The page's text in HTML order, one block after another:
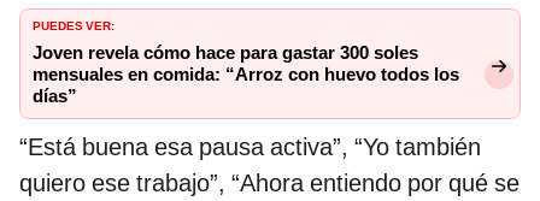
PUEDES VER:
Joven revela cómo hace para gastar 300 soles
mensuales en comida: “Arroz con huevo todos los
días”
“Está buena esa pausa activa”, “Yo también
quiero ese trabajo”, “Ahora entiendo por qué se